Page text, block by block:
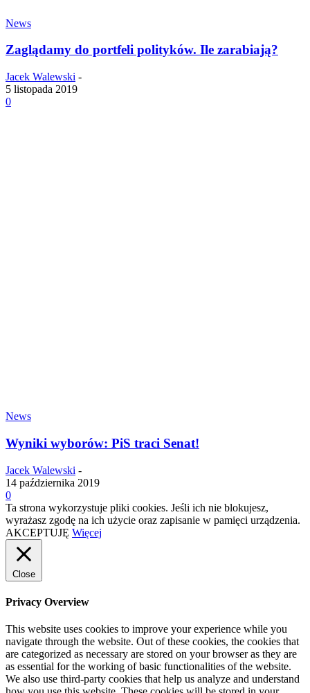
News
Zaglądamy do portfeli polityków. Ile zarabiają?
Jacek Walewski -
5 listopada 2019
0
News
Wyniki wyborów: PiS traci Senat!
Jacek Walewski -
14 października 2019
0
Ta strona wykorzystuje pliki cookies. Jeśli ich nie blokujesz,
wyrażasz zgodę na ich użycie oraz zapisanie w pamięci urządzenia.
AKCEPTUJĘ Więcej
Close
Privacy Overview
This website uses cookies to improve your experience while you
navigate through the website. Out of these cookies, the cookies that
are categorized as necessary are stored on your browser as they are
as essential for the working of basic functionalities of the website.
We also use third-party cookies that help us analyze and understand